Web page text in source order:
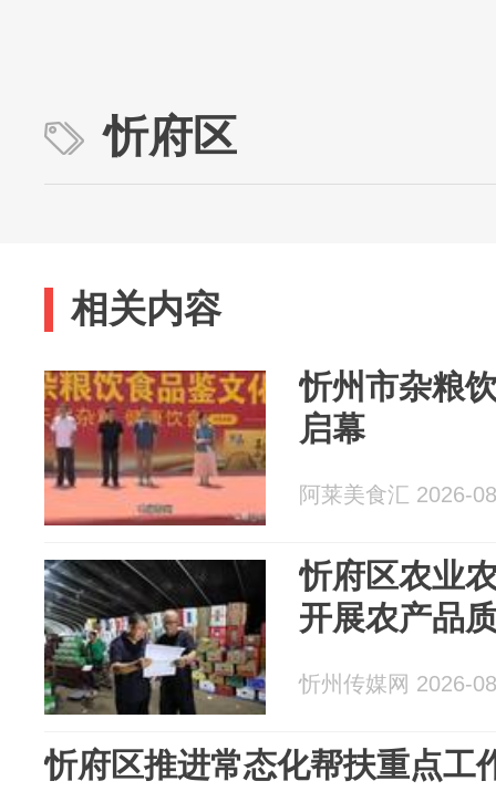
忻府区
相关内容
忻州市杂粮
启幕
阿莱美食汇 2026-
忻府区农业
开展农产品
忻州传媒网 2026-
忻府区推进常态化帮扶重点工